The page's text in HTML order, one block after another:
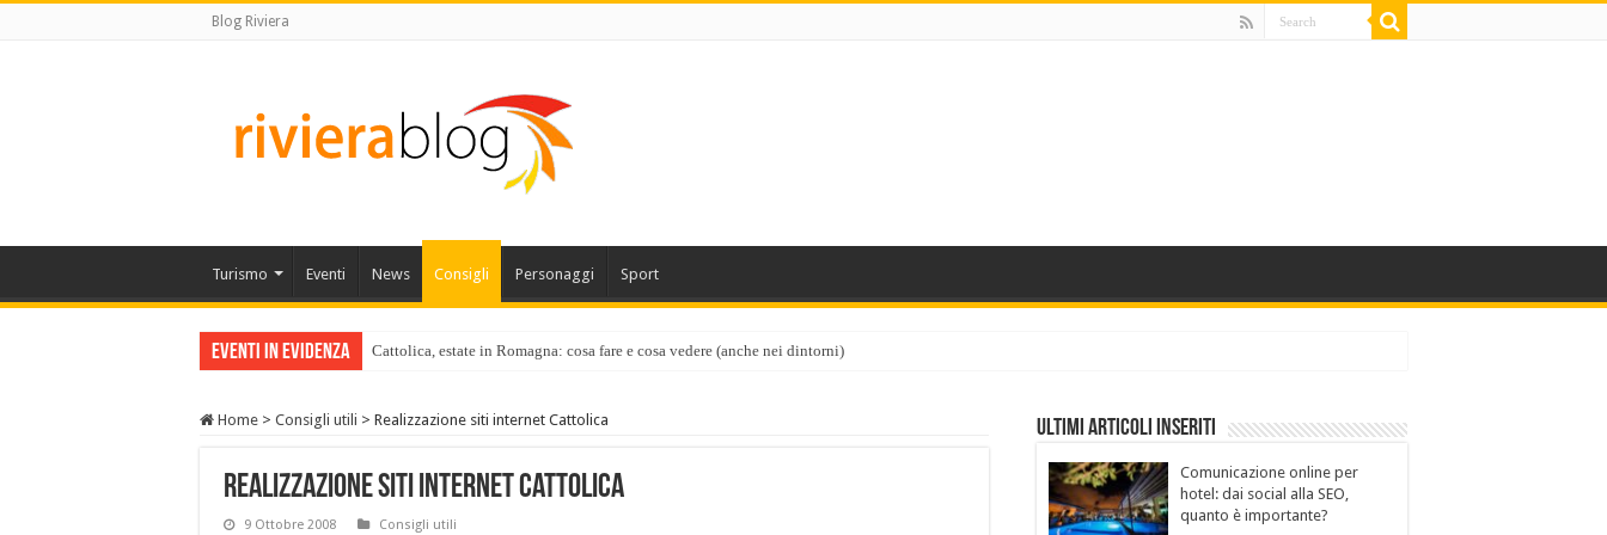
Blog Riviera
Turismo Eventi News Consigli Personaggi Sport
Eventi in Evidenza Cattolica, estate in Romagna: cosa fare e cosa vedere (anche nei dintorni)
Home > Consigli utili > Realizzazione siti internet Cattolica
Realizzazione siti internet Cattolica
9 Ottobre 2008 Consigli utili
Ultimi Articoli Inseriti
Comunicazione online per
hotel: dai social alla SEO,
quanto è importante?